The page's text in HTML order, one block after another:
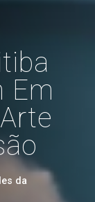
Em
da